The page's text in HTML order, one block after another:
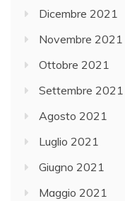
Dicembre 2021
Novembre 2021
Ottobre 2021
Settembre 2021
Agosto 2021
Luglio 2021
Giugno 2021
Maggio 2021